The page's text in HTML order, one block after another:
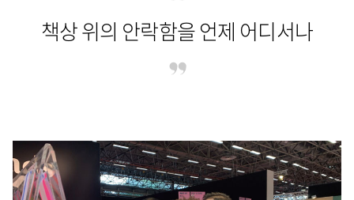
책상 위의 안락함을 언제 어디서나